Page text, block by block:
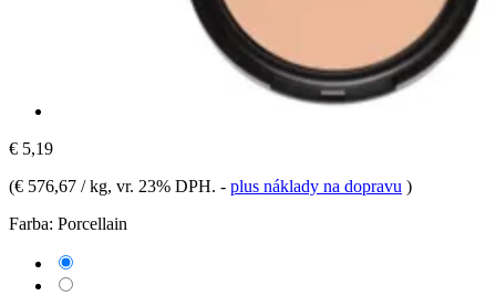
€ 5,19
(€ 576,67 / kg, vr. 23% DPH. - plus náklady na dopravu )
Farba: Porcellain